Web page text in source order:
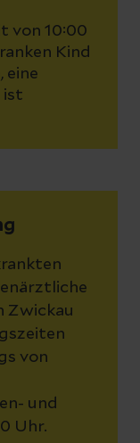
von 10:00
Kind
eine
ist
Zwickau
von
und
Uhr.